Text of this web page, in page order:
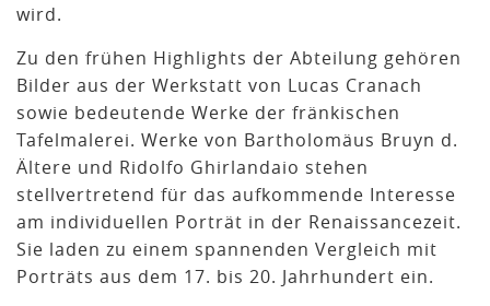
wird.
Zu den frühen Highlights der Abteilung gehören
Bilder aus der Werkstatt von Lucas Cranach
sowie bedeutende Werke der fränkischen
Tafelmalerei. Werke von Bartholomäus Bruyn d.
Ältere und Ridolfo Ghirlandaio stehen
stellvertretend für das aufkommende Interesse
am individuellen Porträt in der Renaissancezeit.
Sie laden zu einem spannenden Vergleich mit
Porträts aus dem 17. bis 20. Jahrhundert ein.